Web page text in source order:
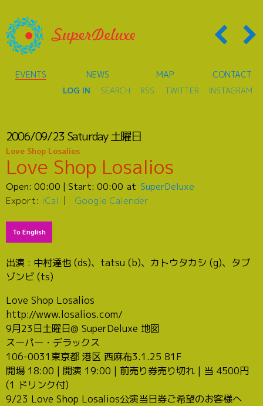
EVENTS NEWS MAP CONTACT
LOG IN SEARCH RSS TWITTER INSTAGRAM
2006/09/23 Saturday土曜日
Love Shop Losalios
Love Shop Losalios
Open: 00:00 | Start: 00:00
SuperDeluxe
Export: iCal Google Calender
To English
出演 : 中村達也 (ds)、tatsu (b)、カトウタカシ (g)、タブ
ゾンビ (ts)
Love Shop Losalios
http://www.losalios.com/
9月23日土曜日@ SuperDeluxe 地図
スーパー・デラックス
106-0031東京都 港区 西麻布3.1.25 B1F
開場 18:00 | 開演 19:00 | 前売り券売り切れ | 当 4500円
(1 ドリンク付)
9/23 Love Shop Losalios公演当日券ご希望のお客様へ